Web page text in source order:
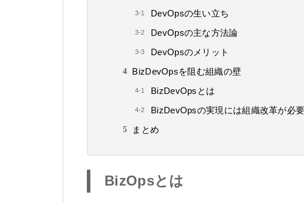
DevOpsの生い立ち
DevOpsの主な方法論
DevOpsのメリット
BizDevOpsを阻む組織の壁
BizDevOpsとは
BizDevOpsの実現には組織改革が必要
まとめ
BizOpsとは